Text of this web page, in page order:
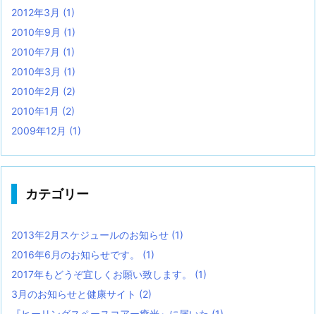
2012年3月 (1)
2010年9月 (1)
2010年7月 (1)
2010年3月 (1)
2010年2月 (2)
2010年1月 (2)
2009年12月 (1)
カテゴリー
2013年2月スケジュールのお知らせ (1)
2016年6月のお知らせです。 (1)
2017年もどうぞ宜しくお願い致します。 (1)
3月のお知らせと健康サイト (2)